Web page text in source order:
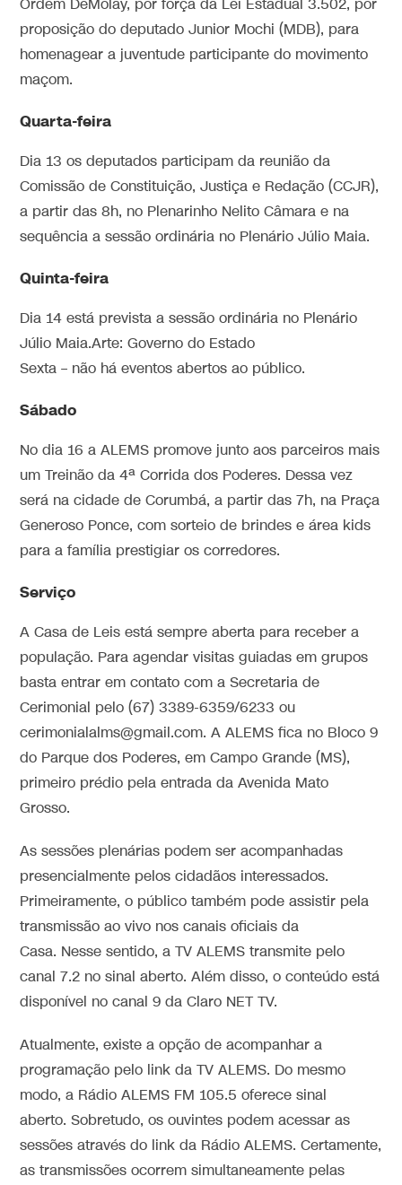
Ordem DeMolay, por força da Lei Estadual 3.502, por
proposição do deputado Junior Mochi (MDB), para
homenagear a juventude participante do movimento
maçom.
Quarta-feira
Dia 13 os deputados participam da reunião da
Comissão de Constituição, Justiça e Redação (CCJR),
a partir das 8h, no Plenarinho Nelito Câmara e na
sequência a sessão ordinária no Plenário Júlio Maia.
Quinta-feira
Dia 14 está prevista a sessão ordinária no Plenário
Júlio Maia.Arte: Governo do Estado
Sexta – não há eventos abertos ao público.
Sábado
No dia 16 a ALEMS promove junto aos parceiros mais
um Treinão da 4ª Corrida dos Poderes. Dessa vez
será na cidade de Corumbá, a partir das 7h, na Praça
Generoso Ponce, com sorteio de brindes e área kids
para a família prestigiar os corredores.
Serviço
A Casa de Leis está sempre aberta para receber a
população. Para agendar visitas guiadas em grupos
basta entrar em contato com a Secretaria de
Cerimonial pelo (67) 3389-6359/6233 ou
cerimonialalms@gmail.com. A ALEMS fica no Bloco 9
do Parque dos Poderes, em Campo Grande (MS),
primeiro prédio pela entrada da Avenida Mato
Grosso.
As sessões plenárias podem ser acompanhadas
presencialmente pelos cidadãos interessados.
Primeiramente, o público também pode assistir pela
transmissão ao vivo nos canais oficiais da
Casa. Nesse sentido, a TV ALEMS transmite pelo
canal 7.2 no sinal aberto. Além disso, o conteúdo está
disponível no canal 9 da Claro NET TV.
Atualmente, existe a opção de acompanhar a
programação pelo link da TV ALEMS. Do mesmo
modo, a Rádio ALEMS FM 105.5 oferece sinal
aberto. Sobretudo, os ouvintes podem acessar as
sessões através do link da Rádio ALEMS. Certamente,
as transmissões ocorrem simultaneamente pelas